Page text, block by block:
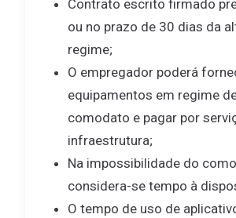
Contrato escrito firmado
ou no prazo de 30 dias da
regime;
O empregador poderá
equipamentos em regime
comodato e pagar por
infraestrutura;
Na impossibilidade do
considera-se tempo à
O tempo de uso de